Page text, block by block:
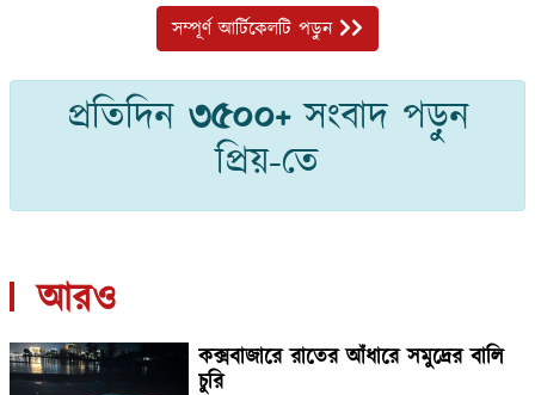
সম্পূর্ণ আর্টিকেলটি পড়ুন
প্রতিদিন ৩৫০০+সংবাদ পড়ুন
প্রিয়-তে
আরও
কক্সবাজারে রাতের আঁধারে সমুদ্রের বালি
চুরি